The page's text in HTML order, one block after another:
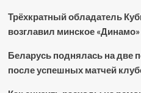
Трёхкратный обладатель
возглавил минское «Динамо»
Беларусь поднялась на две
после успешных матчей